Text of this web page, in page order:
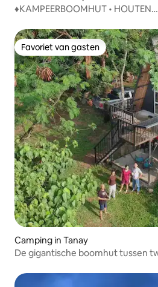
♦KAMPEERBOOMHUT • HOUTEN
Favoriet van gasten
Favoriet van gasten
Camping in Tanay
De gigantische boomhut tussen